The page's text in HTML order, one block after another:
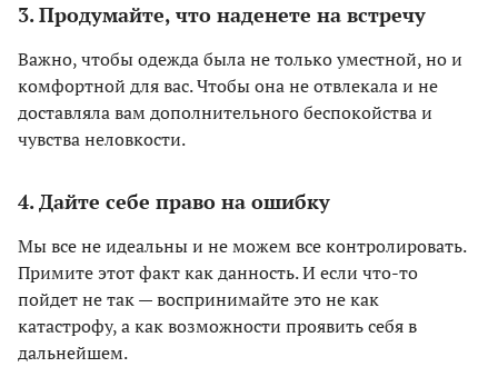
3. Продумайте, что наденете на встречу
Важно, чтобы одежда была не только уместной, но и
комфортной для вас. Чтобы она не отвлекала и не
доставляла вам дополнительного беспокойства и
чувства неловкости.
4. Дайте себе право на ошибку
Мы все не идеальны и не можем все контролировать.
Примите этот факт как данность. И если что-то
пойдет не так — воспринимайте это не как
катастрофу, а как возможности проявить себя в
дальнейшем.